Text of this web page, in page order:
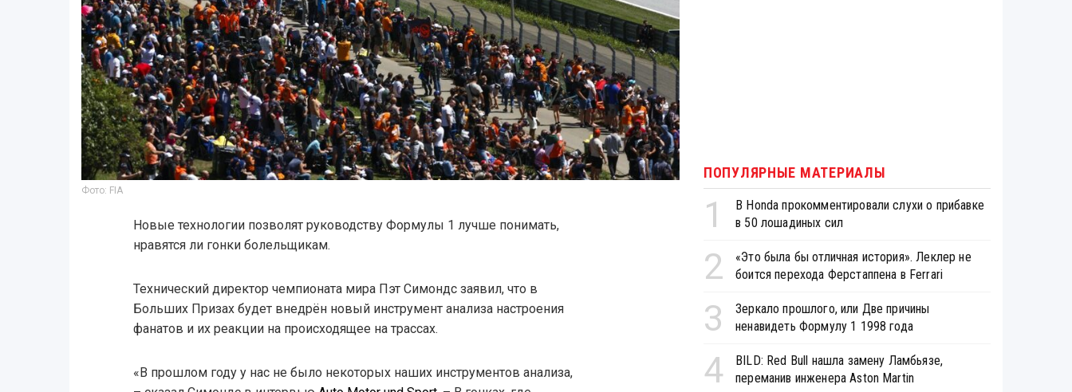
Фото: FIA
Новые технологии позволят руководству Формулы 1 лучше понимать,
нравятся ли гонки болельщикам.
Технический директор чемпионата мира Пэт Симондс заявил, что в
Больших Призах будет внедрён новый инструмент анализа настроения
фанатов и их реакции на происходящее на трассах.
«В прошлом году у нас не было некоторых наших инструментов анализа,
ПОПУЛЯРНЫЕ МАТЕРИАЛЫ
1
В Honda прокомментировали слухи о прибавке
в 50 лошадиных сил
2
«Это была бы отличная история». Леклер не
боится перехода Ферстаппена в Ferrari
3
Зеркало прошлого, или Две причины
ненавидеть Формулу 1 1998 года
4
BILD: Red Bull нашла замену Ламбьязе,
переманив инженера Aston Martin